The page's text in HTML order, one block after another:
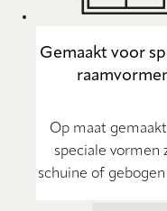
Gemaakt voor
Op maat
speciale vormen
schuine of